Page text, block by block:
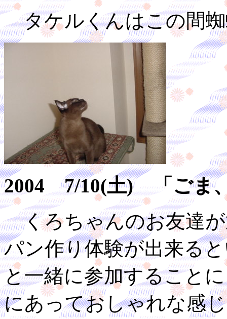
タケルくんはこの間蜘
2004 7/10(土) 「ごま
くろちゃんのお友達が
パン作り体験が出来る
と一緒に参加すること
にあっておしゃれな感